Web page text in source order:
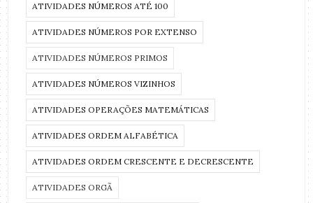
ATIVIDADES NÚMEROS ATÉ 100
ATIVIDADES NÚMEROS POR EXTENSO
ATIVIDADES NÚMEROS PRIMOS
ATIVIDADES NÚMEROS VIZINHOS
ATIVIDADES OPERAÇÕES MATEMÁTICAS
ATIVIDADES ORDEM ALFABÉTICA
ATIVIDADES ORDEM CRESCENTE E DECRESCENTE
ATIVIDADES ORGÃ